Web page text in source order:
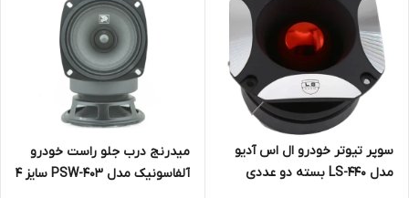
سوپر تیوتر خودرو ال اس آدیو
مدل LS-440 بسته دو عددی
میدرنج درب جلو راست خودرو
آلفاسونیک مدل PSW-403 سایز 4